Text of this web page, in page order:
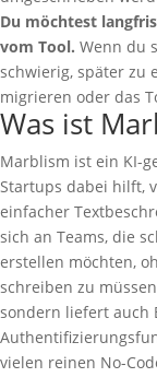
Du möchtest
vom Tool. Wenn du
schwierig, später zu
migrieren oder das
Was ist
Marblism ist ein KI-
Startups dabei hilft,
einfacher
sich an Teams, die
erstellen möchten,
schreiben zu
sondern liefert auch
vielen reinen No-